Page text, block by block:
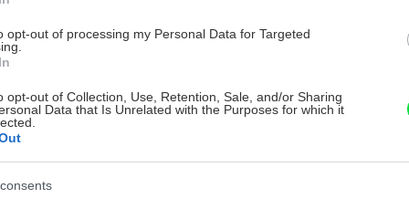
opt-out of processing my Personal Data for Targeted
opt-out of Collection, Use, Retention, Sale, and/or Sharing
Data that Is Unrelated with the Purposes for which it